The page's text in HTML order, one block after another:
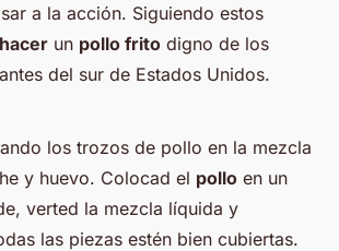
a la acción. Siguiendo estos
hacer un pollo frito digno de los
del sur de Estados Unidos.
los trozos de pollo en la mezcla
y huevo. Colocad el pollo en un
verted la mezcla líquida y
las piezas estén bien cubiertas.